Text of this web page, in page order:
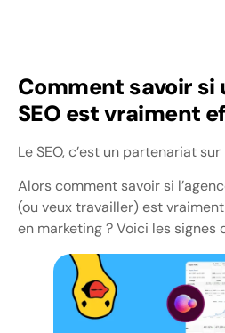
Comment savoir si
SEO est vraiment
Le SEO, c’est un partenariat
Alors comment savoir si
(ou veux travailler) est
en marketing ? Voici les signes